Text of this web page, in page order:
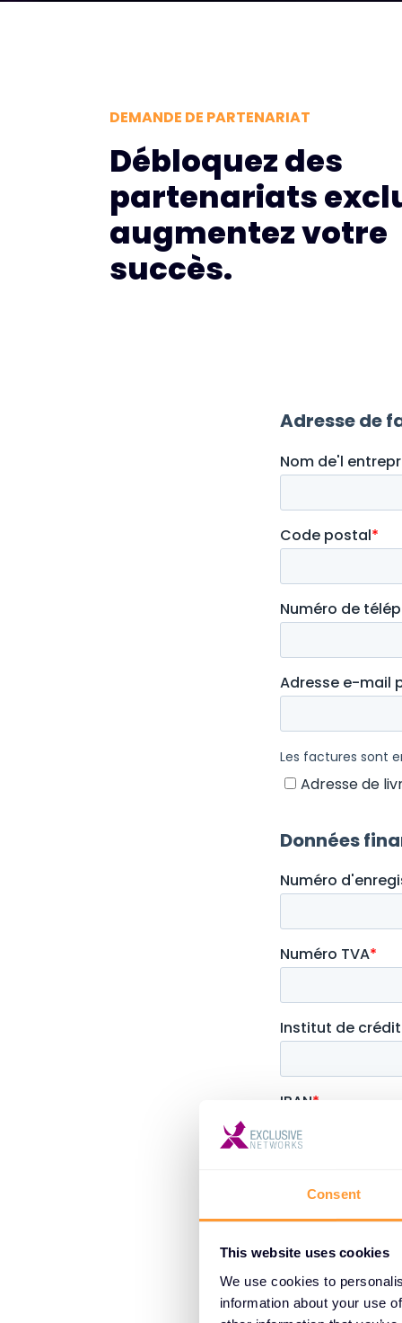
Consent
This website uses cookies
We use cookies to
information about your use
DEMANDE DE PARTENARIAT
Débloquez des
partenariats
augmentez votre
succès.